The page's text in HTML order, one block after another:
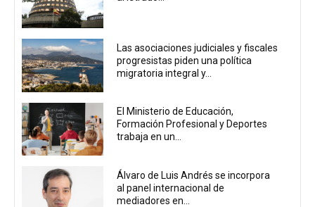
Las asociaciones judiciales y fiscales
progresistas piden una política
migratoria integral y...
El Ministerio de Educación,
Formación Profesional y Deportes
trabaja en un...
Álvaro de Luis Andrés se incorpora
al panel internacional de
mediadores en...